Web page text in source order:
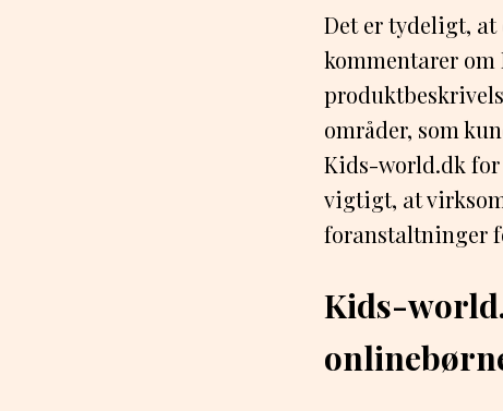
Det er tydeligt, at
kommentarer
områder, som
Kids-world.dk for
vigtigt, at
foranstaltninger
Kids-